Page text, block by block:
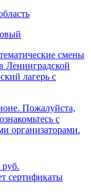
смены
Ленинградской
лагерь с
Пожалуйста,
с
организаторами.
руб.
сертификаты